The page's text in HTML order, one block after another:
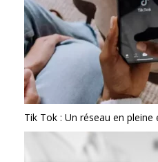
Tik Tok : Un réseau en pleine